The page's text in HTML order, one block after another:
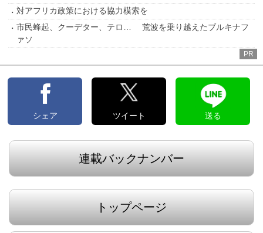
対アフリカ政策における協力模索を
市民蜂起、クーデター、テロ… 荒波を乗り越えたブルキナフ
ァソ
PR
シェア ツイート 送る
連載バックナンバー
トップページ